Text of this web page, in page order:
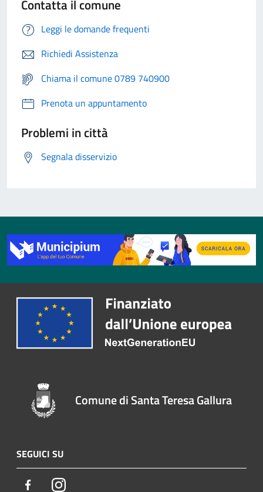
Contatta il comune
Leggi le domande frequenti
Richiedi Assistenza
Chiama il comune 0789 740900
Prenota un appuntamento
Problemi in città
Segnala disservizio
Comune di Santa Teresa Gallura
SEGUICI SU
FacebookInstagram